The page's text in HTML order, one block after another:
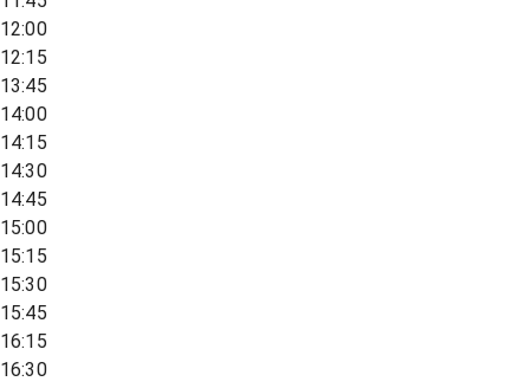
12:00
12:15
13:45
14:00
14:15
14:30
14:45
15:00
15:15
15:30
15:45
16:15
16:30